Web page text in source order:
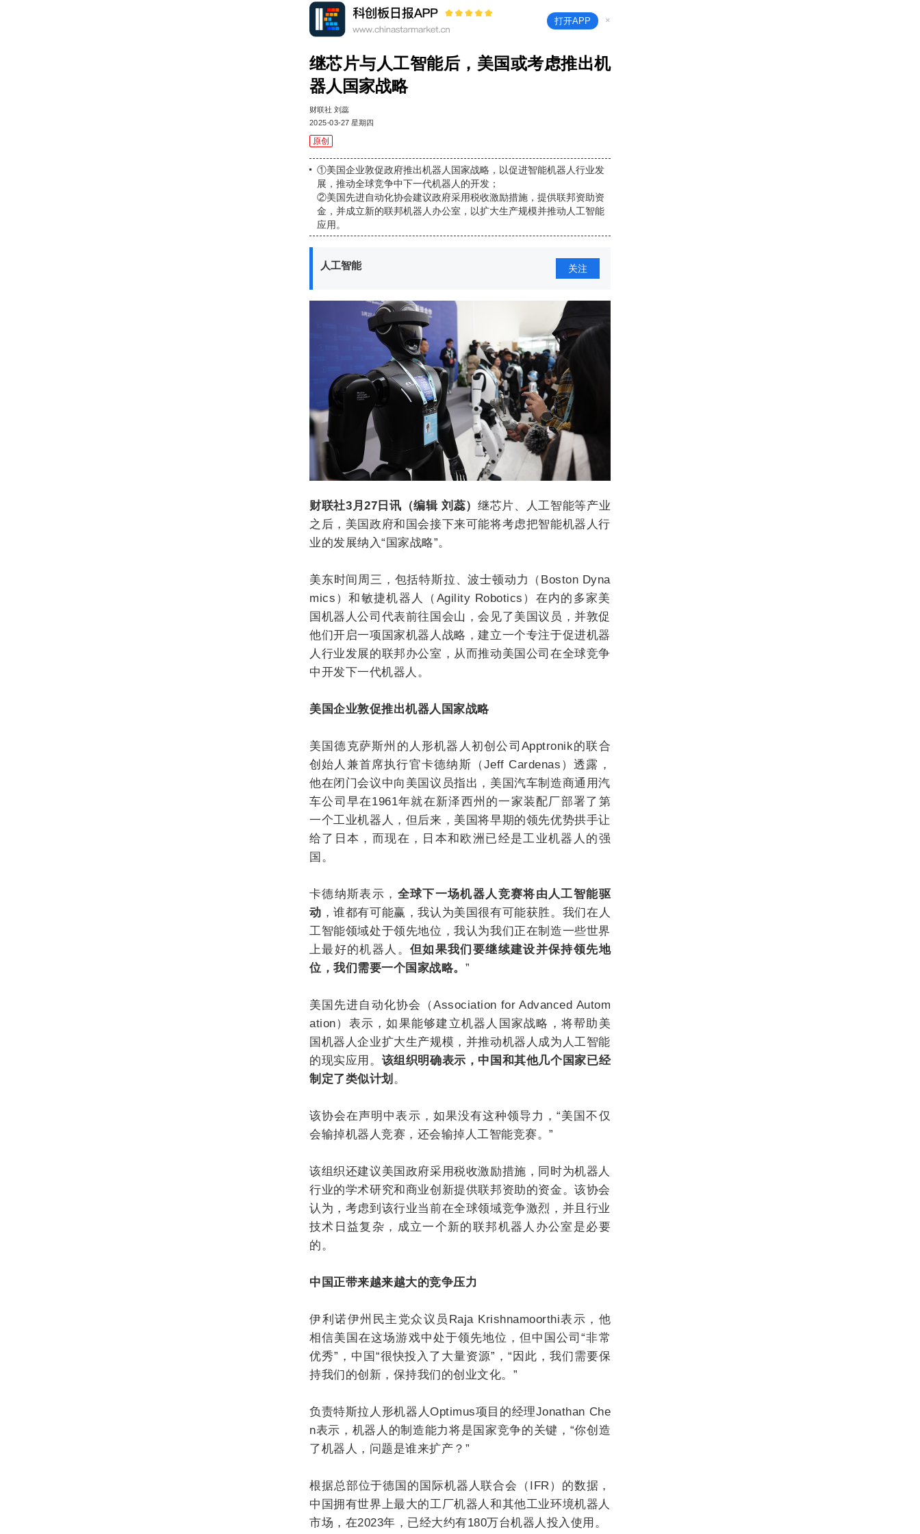
打开APP ×
继芯片与人工智能后，美国或考虑推出机
器人国家战略
财联社 刘蕊
2025-03-27 星期四
原创
①美国企业敦促政府推出机器人国家战略，以促进智能机器人行业发
展，推动全球竞争中下一代机器人的开发；
②美国先进自动化协会建议政府采用税收激励措施，提供联邦资助资
金，并成立新的联邦机器人办公室，以扩大生产规模并推动人工智能
应用。
人工智能 关注
财联社3月27日讯（编辑 刘蕊）继芯片、人工智能等产业
之后，美国政府和国会接下来可能将考虑把智能机器人行
业的发展纳入“国家战略”。
美东时间周三，包括特斯拉、波士顿动力（Boston Dyna
mics）和敏捷机器人（Agility Robotics）在内的多家美
国机器人公司代表前往国会山，会见了美国议员，并敦促
他们开启一项国家机器人战略，建立一个专注于促进机器
人行业发展的联邦办公室，从而推动美国公司在全球竞争
中开发下一代机器人。
美国企业敦促推出机器人国家战略
美国德克萨斯州的人形机器人初创公司Apptronik的联合
创始人兼首席执行官卡德纳斯（Jeff Cardenas）透露，
他在闭门会议中向美国议员指出，美国汽车制造商通用汽
车公司早在1961年就在新泽西州的一家装配厂部署了第
一个工业机器人，但后来，美国将早期的领先优势拱手让
给了日本，而现在，日本和欧洲已经是工业机器人的强
国。
卡德纳斯表示， 全球下一场机器人竞赛将由人工智能驱
动 ，谁都有可能赢，我认为美国很有可能获胜。我们在人
工智能领域处于领先地位，我认为我们正在制造一些世界
上最好的机器人。 但如果我们要继续建设并保持领先地
位，我们需要一个国家战略。 ”
美国先进自动化协会（Association for Advanced Autom
ation）表示，如果能够建立机器人国家战略，将帮助美
国机器人企业扩大生产规模，并推动机器人成为人工智能
的现实应用。 该组织明确表示，中国和其他几个国家已经
制定了类似计划 。
该协会在声明中表示，如果没有这种领导力，“美国不仅
会输掉机器人竞赛，还会输掉人工智能竞赛。”
该组织还建议美国政府采用税收激励措施，同时为机器人
行业的学术研究和商业创新提供联邦资助的资金。该协会
认为，考虑到该行业当前在全球领域竞争激烈，并且行业
技术日益复杂，成立一个新的联邦机器人办公室是必要
的。
中国正带来越来越大的竞争压力
伊利诺伊州民主党众议员Raja Krishnamoorthi表示，他
相信美国在这场游戏中处于领先地位，但中国公司“非常
优秀”，中国“很快投入了大量资源”，“因此，我们需要保
持我们的创新，保持我们的创业文化。”
负责特斯拉人形机器人Optimus项目的经理Jonathan Che
n表示，机器人的制造能力将是国家竞争的关键，“你创造
了机器人，问题是谁来扩产？”
根据总部位于德国的国际机器人联合会（IFR）的数据，
中国拥有世界上最大的工厂机器人和其他工业环境机器人
市场，在2023年，已经大约有180万台机器人投入使用。